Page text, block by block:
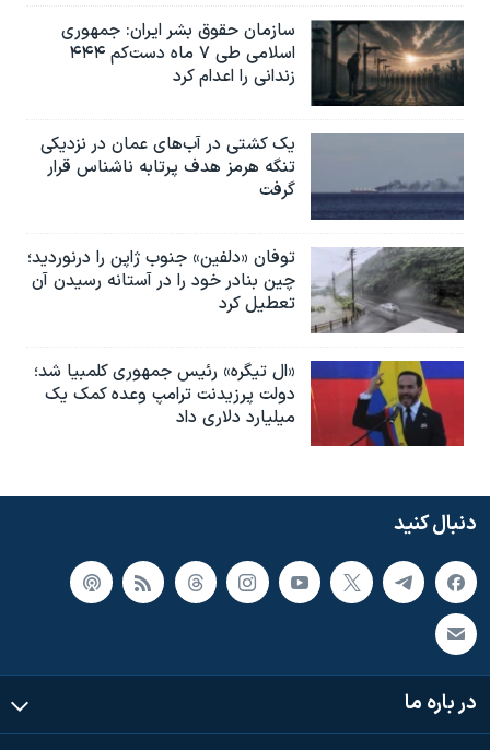
سازمان حقوق بشر ایران: جمهوری
اسلامی طی ۷ ماه دست‌کم ۴۴۴
زندانی را اعدام کرد
یک کشتی در آب‌های عمان در نزدیکی
تنگه هرمز هدف پرتابه ناشناس قرار
گرفت
توفان «دلفین» جنوب ژاپن را درنوردید؛
چین بنادر خود را در آستانه رسیدن آن
تعطیل کرد
«ال تیگره» رئیس جمهوری کلمبیا شد؛
دولت پرزیدنت ترامپ وعده کمک یک
میلیارد دلاری داد
دنبال کنید
در باره ما